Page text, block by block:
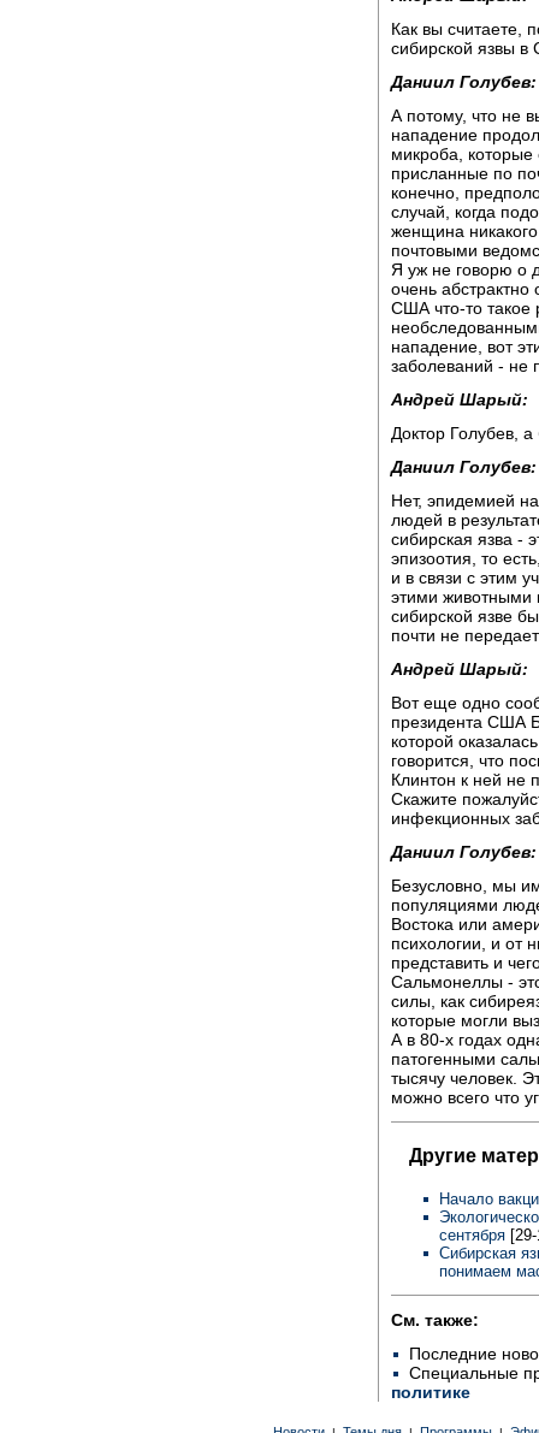
Как вы считаете,
сибирской язвы
Даниил Голубев:
А потому, что не
нападение
микроба, которые
присланные по
конечно,
случай, когда
женщина
почтовыми
Я уж не говорю о
очень
США что-то такое
нападение, вот
заболеваний - не
Андрей Шарый:
Доктор Голубев,
Даниил Голубев:
Нет, эпидемией
людей в
сибирская язва -
эпизоотия, то
и в связи с этим
этими животными
сибирской язве
почти не
Андрей Шарый:
Вот еще одно
президента США
которой
говорится, что
Клинтон к ней не
Скажите
инфекционных
Даниил Голубев:
Безусловно, мы
популяциями
Востока или
психологии, и от
представить и
Сальмонеллы -
силы, как
которые могли
А в 80-х годах
патогенными
тысячу человек.
можно всего что
Другие
Начало
сентября
Сибирская
понимаем
См. также:
Последние
Специальные
политике